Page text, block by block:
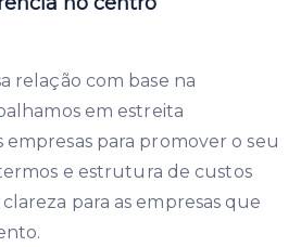
relação com base na
em estreita
empresas para promover o seu
termos e estrutura de custos
para as empresas que